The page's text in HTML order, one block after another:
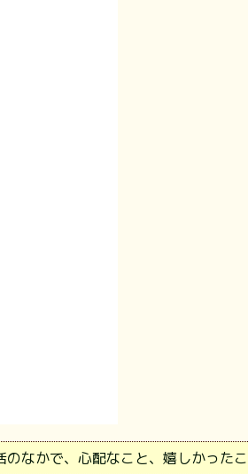
なかで、心配なこと、嬉しかったこ